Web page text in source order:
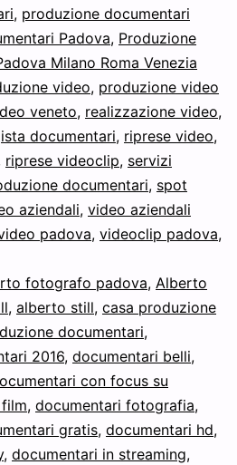
, produzione documentari
Padova, Produzione
Milano Roma Venezia
video, produzione video
veneto, realizzazione video,
documentari, riprese video,
riprese videoclip, servizi
documentari, spot
aziendali, video aziendali
padova, videoclip padova,
fotografo padova, Alberto
, alberto still, casa produzione
documentari,
2016, documentari belli,
con focus su
, documentari fotografia,
gratis, documentari hd,
, documentari in streaming,